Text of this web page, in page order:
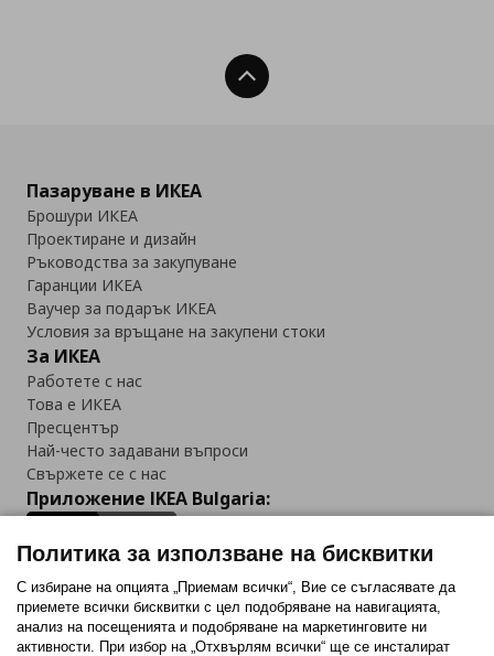
Нагоре
Пазаруване в ИКЕА
Брошури ИКЕА
Проектиране и дизайн
Ръководства за закупуване
Гаранции ИКЕА
Ваучер за подарък ИКЕА
Условия за връщане на закупени стоки
За ИКЕА
Работете с нас
Това е ИКЕА
Пресцентър
Най-често задавани въпроси
Свържете се с нас
Приложение IKEA Bulgaria:
Последвайте ни:
Политика за използване на бисквитки
С избиране на опцията „Приемам всички“, Вие се съгласявате да
приемете всички бисквитки с цел подобряване на навигацията,
анализ на посещенията и подобряване на маркетинговите ни
активности. При избор на „Отхвърлям всички“ ще се инсталират